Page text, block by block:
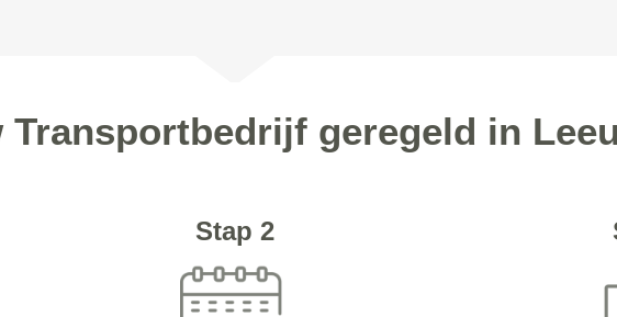
Transportbedrijf geregeld in
Stap 2